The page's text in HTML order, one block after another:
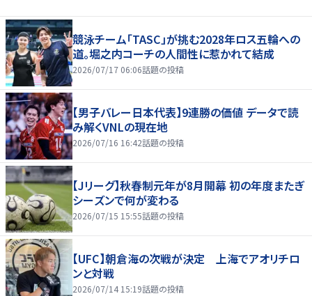
競泳チーム「TASC」が挑む2028年ロス五輪への
道。堀之内コーチの人間性に惹かれて結成
2026/07/17 06:06話題の投稿
【男子バレー日本代表】9連勝の価値 データで読
み解くVNLの現在地
2026/07/16 16:42話題の投稿
【Jリーグ】秋春制元年が8月開幕 初の年度またぎ
シーズンで何が変わる
2026/07/15 15:55話題の投稿
【UFC】朝倉海の次戦が決定 上海でアオリチロ
ンと対戦
2026/07/14 15:19話題の投稿